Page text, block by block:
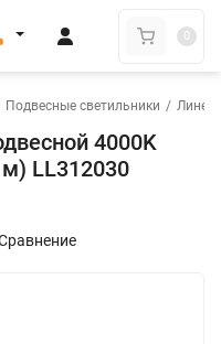
0
Подвесные светильники /
4000K
LL312030